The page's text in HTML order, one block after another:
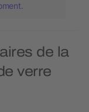
de la
verre